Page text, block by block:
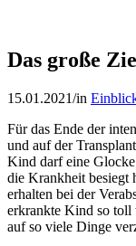
Das große
15.01.2021/in
Für das Ende der
und auf der
Kind darf eine Glocke
die Krankheit besiegt
erhalten bei der
erkrankte Kind so toll
auf so viele Dinge